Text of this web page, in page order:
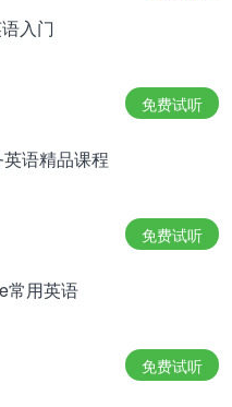
入门
免费试听
语精品课程
免费试听
常用英语
免费试听